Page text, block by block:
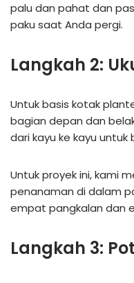
palu dan pahat dan
paku saat Anda pergi.
Langkah 2:
Untuk basis kotak
bagian depan dan
dari kayu ke kayu
Untuk proyek ini, kami
penanaman di dalam
empat pangkalan dan
Langkah 3: